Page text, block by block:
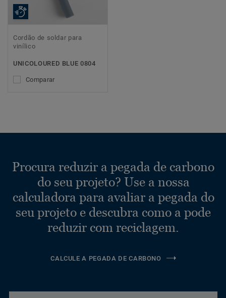
Cordão de soldar para
vinílico
UNICOLOURED BLUE 0804
Comparar
Procura reduzir a pegada de carbono
do seu projeto? Use a nossa
calculadora para avaliar a pegada do
seu projeto e descubra como a pode
reduzir com reciclagem.
CALCULE A PEGADA DE CARBONO